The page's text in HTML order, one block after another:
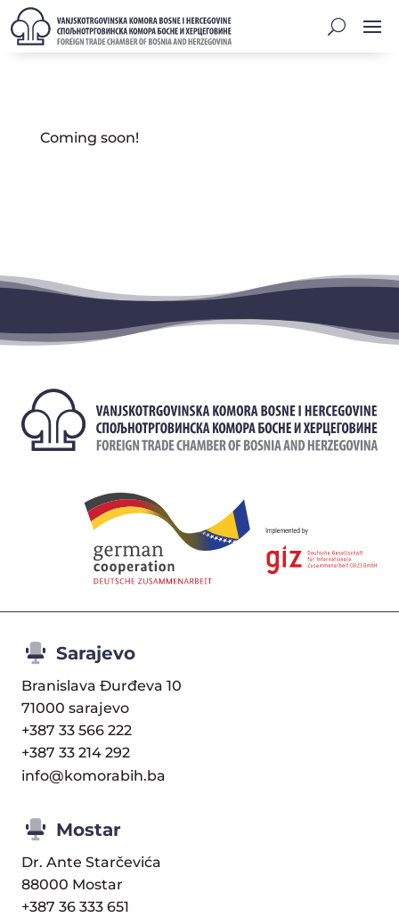
Coming soon!
Sarajevo
Branislava Đurđeva 10
71000 sarajevo
+387 33 566 222
+387 33 214 292
info@komorabih.ba
Mostar
Dr. Ante Starčevića
88000 Mostar
+387 36 333 651